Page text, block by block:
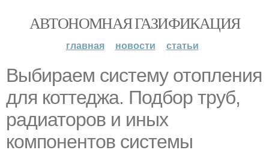
АВТОНОМНАЯ ГАЗИФИКАЦИЯ
главная новости статьи
Выбираем систему отопления
для коттеджа. Подбор труб,
радиаторов и иных
компонентов системы